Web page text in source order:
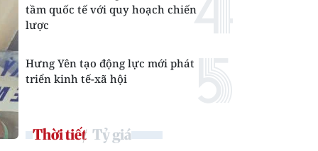
tầm quốc tế với quy hoạch chiến
lược
Hưng Yên tạo động lực mới phát
triển kinh tế-xã hội
Thời tiết Tỷ giá